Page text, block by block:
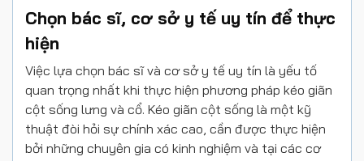
Chọn bác sĩ, cơ sở y tế uy tín để thực
hiện
Việc lựa chọn bác sĩ và cơ sở y tế uy tín là yếu tố
quan trọng nhất khi thực hiện phương pháp kéo giãn
cột sống lưng và cổ. Kéo giãn cột sống là một kỹ
thuật đòi hỏi sự chính xác cao, cần được thực hiện
bởi những chuyên gia có kinh nghiệm và tại các cơ